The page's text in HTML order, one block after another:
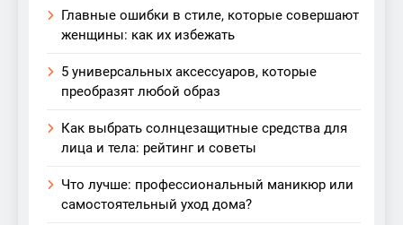
Главные ошибки в стиле, которые совершают
женщины: как их избежать
5 универсальных аксессуаров, которые
преобразят любой образ
Как выбрать солнцезащитные средства для
лица и тела: рейтинг и советы
Что лучше: профессиональный маникюр или
самостоятельный уход дома?